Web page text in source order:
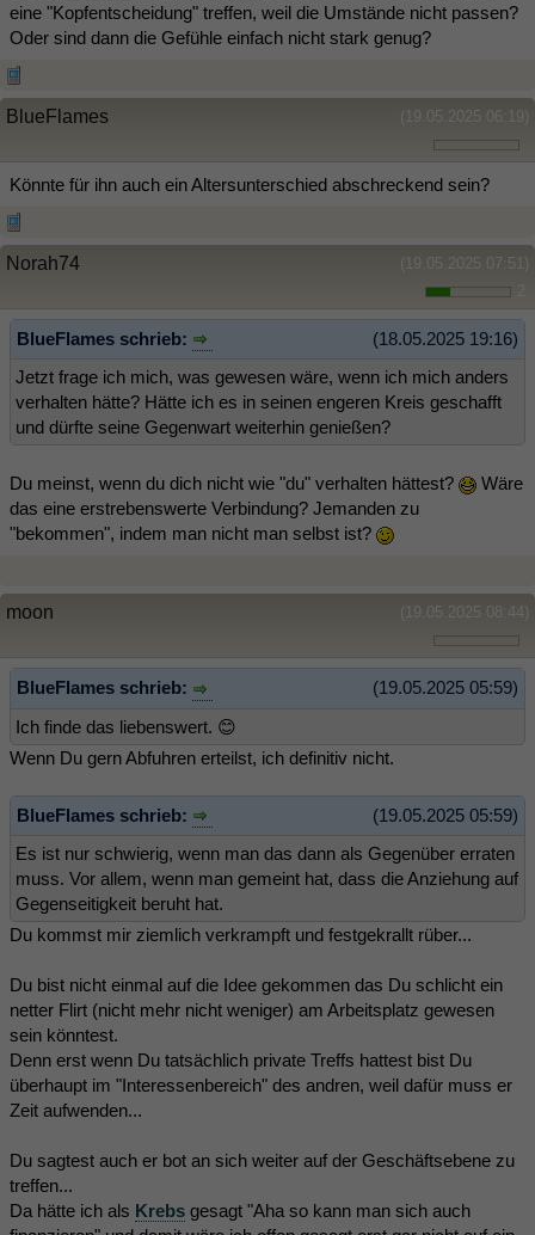
eine "Kopfentscheidung" treffen, weil die Umstände nicht passen?
Oder sind dann die Gefühle einfach nicht stark genug?
(19.05.2025 06:19)
BlueFlames
Könnte für ihn auch ein Altersunterschied abschreckend sein?
(19.05.2025 07:51)
Norah74
(18.05.2025 19:16)
BlueFlames schrieb:
Jetzt frage ich mich, was gewesen wäre, wenn ich mich anders
verhalten hätte? Hätte ich es in seinen engeren Kreis geschafft
und dürfte seine Gegenwart weiterhin genießen?
Du meinst, wenn du dich nicht wie "du" verhalten hättest?
Wäre
das eine erstrebenswerte Verbindung? Jemanden zu
"bekommen", indem man nicht man selbst ist?
(19.05.2025 08:44)
moon
(19.05.2025 05:59)
BlueFlames schrieb:
Ich finde das liebenswert. 😊
Wenn Du gern Abfuhren erteilst, ich definitiv nicht.
(19.05.2025 05:59)
BlueFlames schrieb:
Es ist nur schwierig, wenn man das dann als Gegenüber erraten
muss. Vor allem, wenn man gemeint hat, dass die Anziehung auf
Gegenseitigkeit beruht hat.
Du kommst mir ziemlich verkrampft und festgekrallt rüber...
Du bist nicht einmal auf die Idee gekommen das Du schlicht ein
netter Flirt (nicht mehr nicht weniger) am Arbeitsplatz gewesen
sein könntest.
Denn erst wenn Du tatsächlich private Treffs hattest bist Du
überhaupt im "Interessenbereich" des andren, weil dafür muss er
Zeit aufwenden...
Du sagtest auch er bot an sich weiter auf der Geschäftsebene zu
treffen...
Da hätte ich als Krebs gesagt "Aha so kann man sich auch